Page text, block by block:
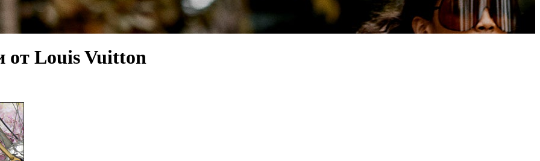
от Louis Vuitton